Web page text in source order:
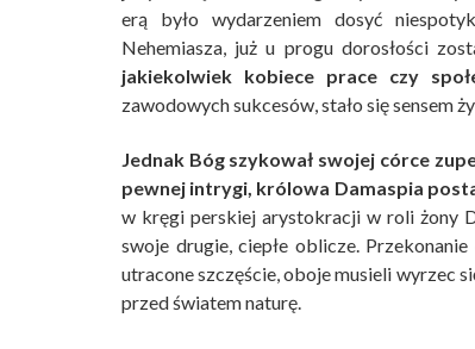
erą było wydarzeniem dosyć
Nehemiasza, już u progu dorosłości
jakiekolwiek kobiece prace czy
zawodowych sukcesów, stało się sensem
Jednak Bóg szykował swojej córce
pewnej intrygi, królowa Damaspia
w kręgi perskiej arystokracji w roli żony
swoje drugie, ciepłe oblicze.
utracone szczęście, oboje musieli wyrzec
przed światem naturę.